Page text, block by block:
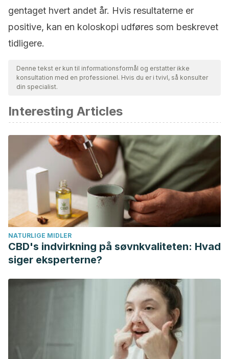
gentaget hvert andet år. Hvis resultaterne er
positive, kan en koloskopi udføres som beskrevet
tidligere.
Denne tekst er kun til informationsformål og erstatter ikke
konsultation med en professionel. Hvis du er i tvivl, så konsulter
din specialist.
Interesting Articles
NATURLIGE MIDLER
CBD's indvirkning på søvnkvaliteten: Hvad
siger eksperterne?